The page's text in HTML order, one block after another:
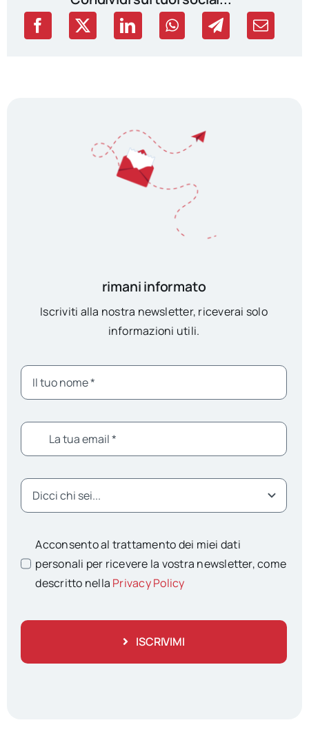
rimani informato
Iscriviti alla nostra newsletter, riceverai solo
informazioni utili.
Acconsento al trattamento dei miei dati
personali per ricevere la vostra newsletter, come
descritto nella Privacy Policy
ISCRIVIMI